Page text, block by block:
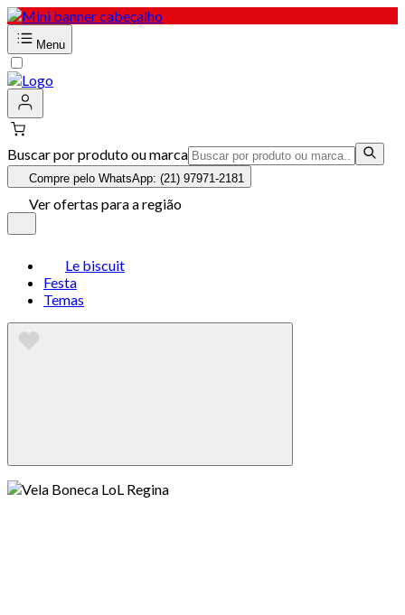
Menu
Buscar por produto ou marca
Compre pelo WhatsApp: (21) 97971-2181
Ver ofertas para a região
Le biscuit
Festa
Temas